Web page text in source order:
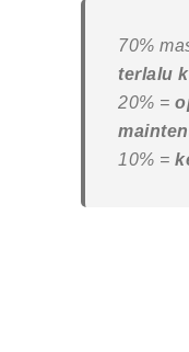
70%
terlalu
20% =
10% =